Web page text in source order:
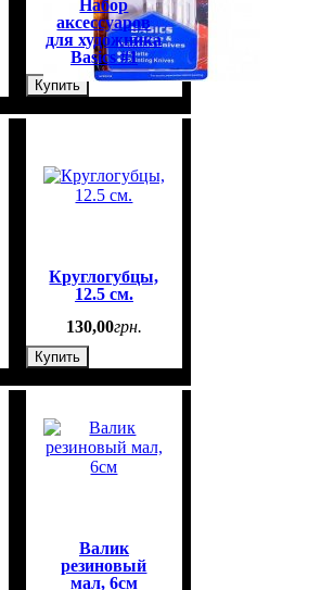
Набор
аксессуаров
для художника
Basics #1
85,00грн.
Купить
Круглогубцы,
12.5 см.
130,00грн.
Купить
Валик
резиновый
мал, 6см